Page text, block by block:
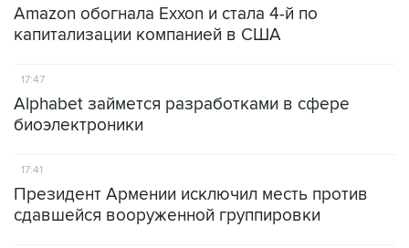
Amazon обогнала Exxon и стала 4-й по
капитализации компанией в США
17:47
Alphabet займется разработками в сфере
биоэлектроники
17:41
Президент Армении исключил месть против
сдавшейся вооруженной группировки